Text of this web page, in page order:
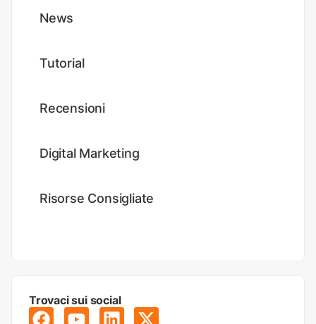
News
Tutorial
Recensioni
Digital Marketing
Risorse Consigliate
Trovaci sui social